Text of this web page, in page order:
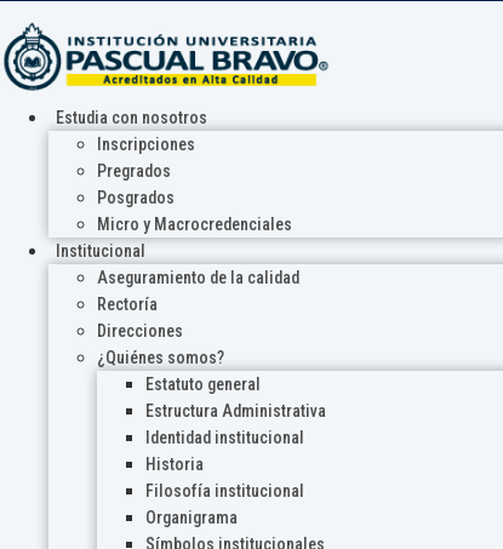
Estudia con nosotros
Inscripciones
Pregrados
Posgrados
Micro y Macrocredenciales
Institucional
Aseguramiento de la calidad
Rectoría
Direcciones
¿Quiénes somos?
Estatuto general
Estructura Administrativa
Identidad institucional
Historia
Filosofía institucional
Organigrama
Símbolos institucionales